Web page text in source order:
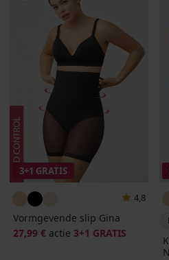
3+1 GRATIS
4,8
Vormgevende slip Gina
27,99 € actie 3+1 GRATIS